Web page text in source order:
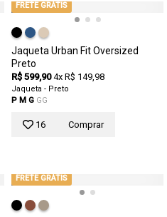
FRETE GRÁTIS
Jaqueta Urban Fit Oversized
Preto
R$ 599,90 4x R$ 149,98
Jaqueta - Preto
P M G GG
16 Comprar
FRETE GRÁTIS